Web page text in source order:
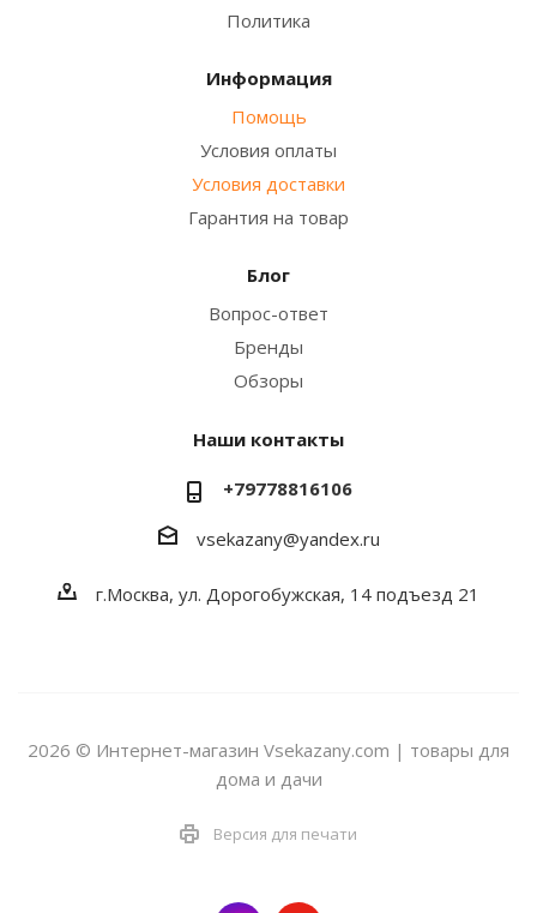
Политика
Информация
Помощь
Условия оплаты
Условия доставки
Гарантия на товар
Блог
Вопрос-ответ
Бренды
Обзоры
Наши контакты
+79778816106
vsekazany@yandex.ru
г.Москва, ул. Дорогобужская, 14 подъезд 21
2026 © Интернет-магазин Vsekazany.com | товары для
дома и дачи
Версия для печати